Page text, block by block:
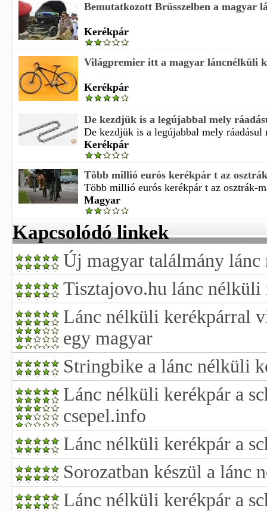
Bemutatkozott Brüsszelben a magyar
Kerékpár
Világpremier itt a magyar láncnélküli
Kerékpár
De kezdjük is a legújabbal mely
De kezdjük is a legújabbal mely ráadásul
Kerékpár
Több millió eurós kerékpár t az
Több millió eurós kerékpár t az osztrák-
Magyar
Kapcsolódó linkek
Új magyar találmány
Tisztajovo.hu lánc nélküli
Lánc nélküli kerékpárral
egy magyar
Stringbike a lánc nélküli
Lánc nélküli kerékpár a
csepel.info
Lánc nélküli kerékpár a
Sorozatban készül a lánc
Lánc nélküli kerékpár a